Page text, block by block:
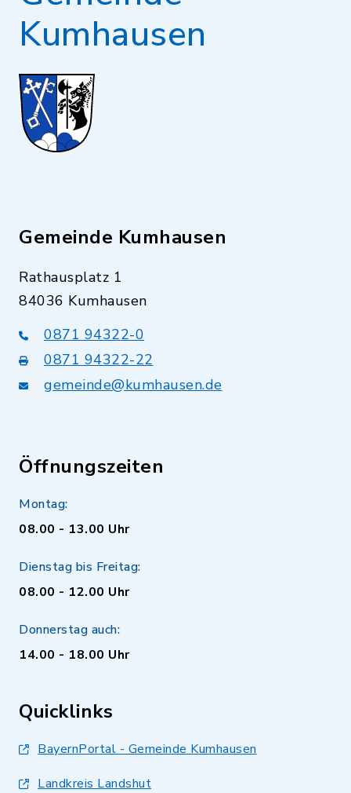
Kumhausen
Gemeinde Kumhausen
Rathausplatz 1
84036 Kumhausen
0871 94322-0
0871 94322-22
gemeinde@kumhausen.de
Öffnungszeiten
Montag:
08.00 - 13.00 Uhr
Dienstag bis Freitag:
08.00 - 12.00 Uhr
Donnerstag auch:
14.00 - 18.00 Uhr
Quicklinks
BayernPortal - Gemeinde Kumhausen
Landkreis Landshut